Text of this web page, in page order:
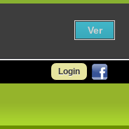
Login
Ver